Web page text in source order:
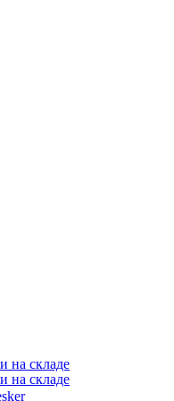
на складе
на складе